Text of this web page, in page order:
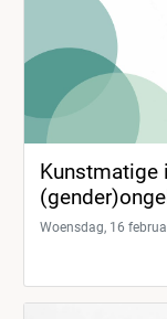
Kunstmatige
Woensdag, 16